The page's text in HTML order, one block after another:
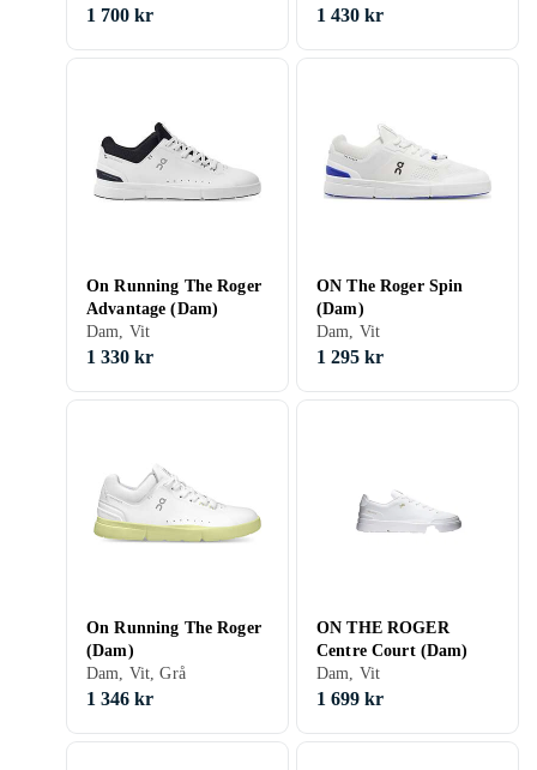
1 700 kr
1 430 kr
On Running The Roger
Advantage (Dam)
Dam, Vit
1 330 kr
ON The Roger Spin
(Dam)
Dam, Vit
1 295 kr
On Running The Roger
(Dam)
Dam, Vit, Grå
1 346 kr
ON THE ROGER
Centre Court (Dam)
Dam, Vit
1 699 kr